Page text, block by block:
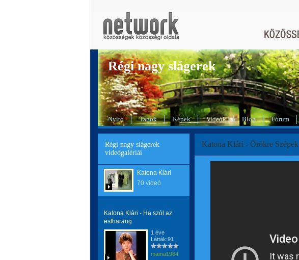
Régi nagy slágerek
Nyitó Tagok Képek Videók Blog Fórum
Régi nagy slágerek
videógalériái
Katona Klári
70 videó
Katona Klári - Ha szól az
estharang
1 éve
Látták:91
mama1964
Katona Klári - Örökre Szépek